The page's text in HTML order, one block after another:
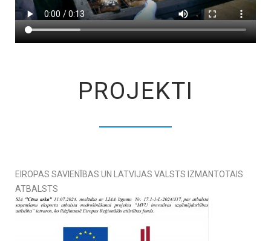
PROJEKTI
EIROPAS SAVIENĪBAS UN LATVIJAS VALSTS IZMANTOTAIS
ATBALSTS